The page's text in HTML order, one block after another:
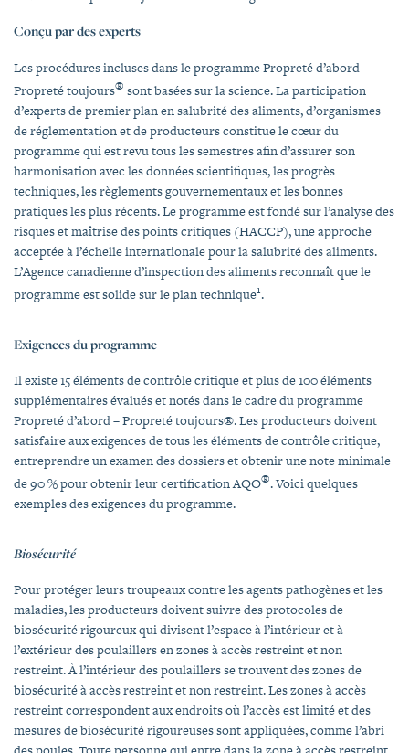
Conçu par des experts
Les procédures incluses dans le programme Propreté d’abord –
Propreté toujours® sont basées sur la science. La participation
d’experts de premier plan en salubrité des aliments, d’organismes
de réglementation et de producteurs constitue le cœur du
programme qui est revu tous les semestres afin d’assurer son
harmonisation avec les données scientifiques, les progrès
techniques, les règlements gouvernementaux et les bonnes
pratiques les plus récents. Le programme est fondé sur l’analyse des
risques et maîtrise des points critiques (HACCP), une approche
acceptée à l’échelle internationale pour la salubrité des aliments.
L’Agence canadienne d’inspection des aliments reconnaît que le
programme est solide sur le plan technique1.
Exigences du programme
Il existe 15 éléments de contrôle critique et plus de 100 éléments
supplémentaires évalués et notés dans le cadre du programme
Propreté d’abord – Propreté toujours®. Les producteurs doivent
satisfaire aux exigences de tous les éléments de contrôle critique,
entreprendre un examen des dossiers et obtenir une note minimale
de 90 % pour obtenir leur certification AQO®. Voici quelques
exemples des exigences du programme.
Biosécurité
Pour protéger leurs troupeaux contre les agents pathogènes et les
maladies, les producteurs doivent suivre des protocoles de
biosécurité rigoureux qui divisent l’espace à l’intérieur et à
l’extérieur des poulaillers en zones à accès restreint et non
restreint. À l’intérieur des poulaillers se trouvent des zones de
biosécurité à accès restreint et non restreint. Les zones à accès
restreint correspondent aux endroits où l’accès est limité et des
mesures de biosécurité rigoureuses sont appliquées, comme l’abri